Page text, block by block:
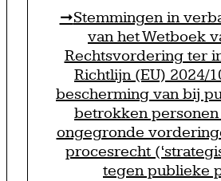
Stemmingen in
van het Wetboek
Rechtsvordering ter
Richtlijn (EU) 2024/
bescherming van bij
betrokken
ongegronde
procesrecht
tegen publieke